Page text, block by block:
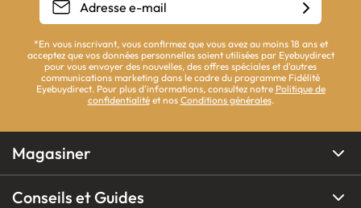
*En vous inscrivant, vous confirmez que vous avez au moins 18 ans et
acceptez que vos données personnelles soient utilisées par Eyebuydirect
pour vous envoyer des nouvelles, des offres spéciales et d'autres
communications marketing dans le cadre du programme Fidélité
Eyebuydirect. Pour plus d'informations, consultez notre Politique de
confidentialitéet nos Conditions générales.
Magasiner
Conseils et Guides